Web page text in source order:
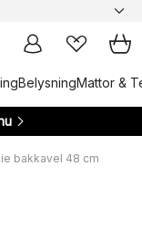
BelysningMattor &
bakkavel 48 cm